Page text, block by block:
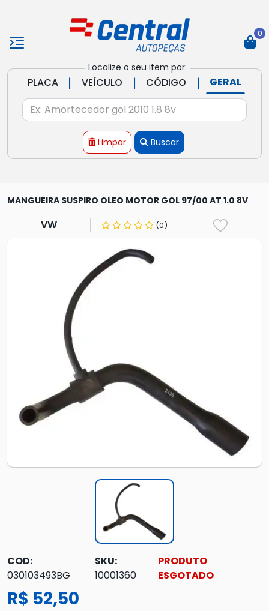
Localize o seu item por:
PLACA | VEÍCULO | CÓDIGO | GERAL
Limpar Buscar
0
MANGUEIRA SUSPIRO OLEO MOTOR GOL 97/00 AT 1.0 8V
VW (0)
COD:
030103493BG
SKU:
10001360
PRODUTO
ESGOTADO
R$ 52,50